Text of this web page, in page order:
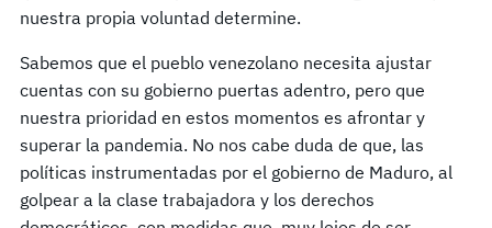
nuestra propia voluntad determine.
Sabemos que el pueblo venezolano necesita ajustar
cuentas con su gobierno puertas adentro, pero que
nuestra prioridad en estos momentos es afrontar y
superar la pandemia. No nos cabe duda de que, las
políticas instrumentadas por el gobierno de Maduro, al
golpear a la clase trabajadora y los derechos